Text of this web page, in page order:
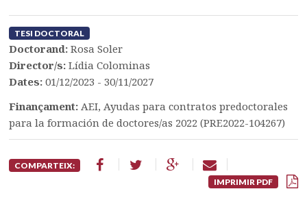
TESI DOCTORAL
Doctorand:Rosa Soler
Director/s:Lídia Colominas
Dates:01/12/2023 - 30/11/2027
Finançament:AEI, Ayudas para contratos predoctorales
para la formación de doctores/as 2022 (PRE2022-104267)
COMPARTEIX:
IMPRIMIR PDF